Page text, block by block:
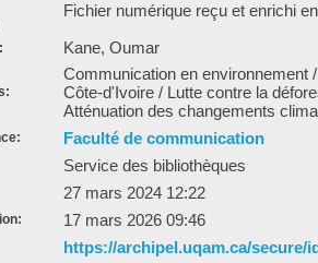
Fichier numérique reçu et enrichi
Kane, Oumar
Communication en environnement
Côte-d'Ivoire / Lutte contre la
Atténuation des changements
Faculté de communication
Service des bibliothèques
27 mars 2024 12:22
17 mars 2026 09:46
https://archipel.uqam.ca/secure/